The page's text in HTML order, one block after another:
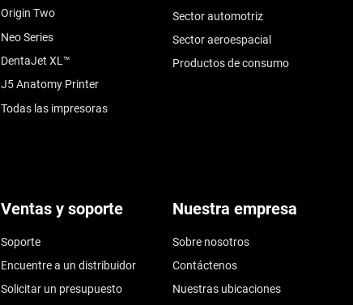
Origin Two
Neo Series
DentaJet XL™
J5 Anatomy Printer
Todas las impresoras
Sector automotriz
Sector aeroespacial
Productos de consumo
Ventas y soporte
Soporte
Encuentre a un distribuidor
Solicitar un presupuesto
Nuestra empresa
Sobre nosotros
Contáctenos
Nuestras ubicaciones